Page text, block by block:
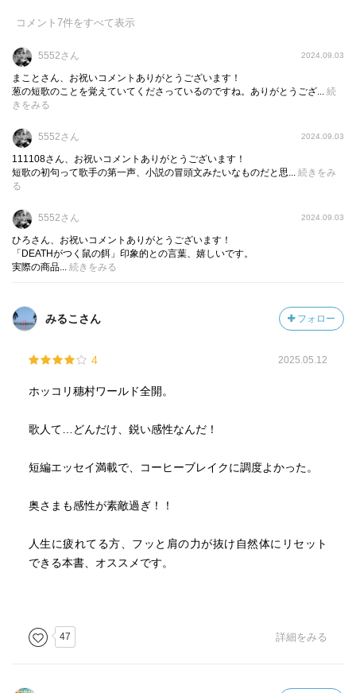
＊
それにしても、約二十年前『世界音痴』を「歌人さんって
変〜」（←失礼）と、くすくす笑いながら読んでたのに、
こうやって、自分の作った短歌を、その本人に読んでもら
コメント 7件をすべて表示
5552さん 2024.09.03
まことさん、お祝いコメントありがとうございます！
葱の短歌のことを覚えていてくださっているのですね。ありがとうござ... 続
きをみる
5552さん 2024.09.03
111108さん、お祝いコメントありがとうございます！
短歌の初句って歌手の第一声、小説の冒頭文みたいなものだと思... 続きをみ
る
5552さん 2024.09.03
ひろさん、お祝いコメントありがとうございます！
「DEATHがつく鼠の餌」印象的との言葉、嬉しいです。
実際の商品... 続きをみる
みるこさん フォロー
4 2025.05.12
ホッコリ穗村ワールド全開。
歌人て…どんだけ、鋭い感性なんだ！
短編エッセイ満載で、コーヒーブレイクに調度よかった。
奥さまも感性が素敵過ぎ！！
人生に疲れてる方、フッと肩の力が抜け自然体にリセット
できる本書、オススメです。
47 詳細をみる